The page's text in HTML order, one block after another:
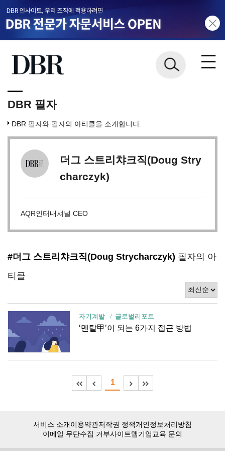
DBR 필자
DBR 필자와 필자의 아티클을 소개합니다.
더그 스트리챠크직(Doug Stry
charczyk)
AQR인터내셔널 CEO
#더그 스트리챠크직(Doug Strycharczyk) 필자의 아
티클
자기계발 글로벌리포트
‘멘탈甲’이 되는 6가지 접근 방법
1
서비스 소개이용약관저작권 정책개인정보처리방침
이메일 무단수집 거부사이트맵기업교육 문의